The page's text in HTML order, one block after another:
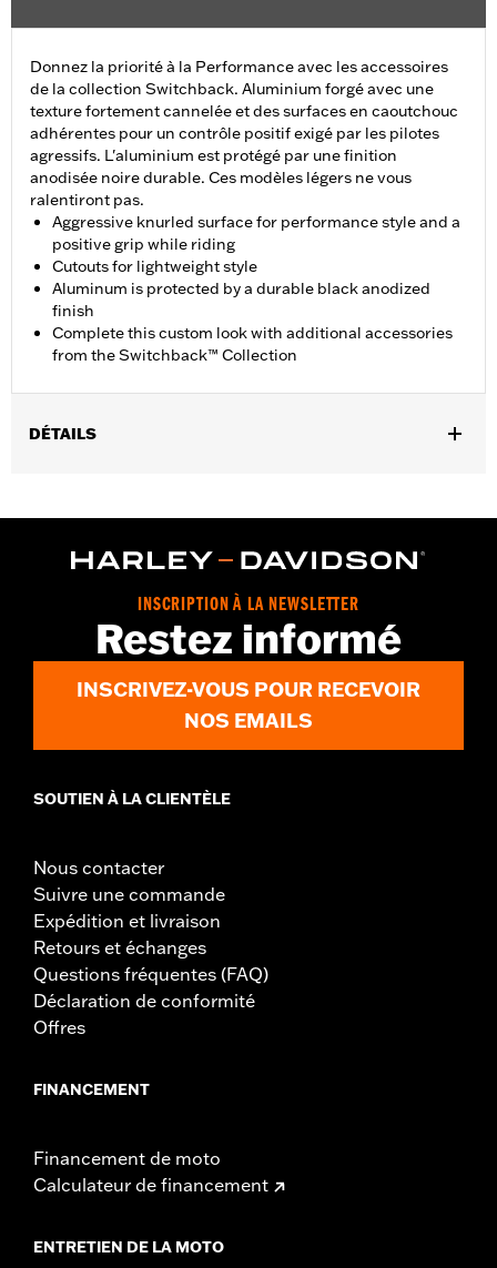
Donnez la priorité à la Performance avec les accessoires
de la collection Switchback. Aluminium forgé avec une
texture fortement cannelée et des surfaces en caoutchouc
adhérentes pour un contrôle positif exigé par les pilotes
agressifs. L'aluminium est protégé par une finition
anodisée noire durable. Ces modèles légers ne vous
ralentiront pas.
Aggressive knurled surface for performance style and a
positive grip while riding
Cutouts for lightweight style
Aluminum is protected by a durable black anodized
finish
Complete this custom look with additional accessories
from the Switchback™ Collection
DÉTAILS
Collection: Switchback
pour plus de détails
INSCRIPTION À LA NEWSLETTER
Restez informé
INSCRIVEZ-VOUS POUR RECEVOIR
NOS EMAILS
SOUTIEN À LA CLIENTÈLE
Nous contacter
Suivre une commande
Expédition et livraison
Retours et échanges
Questions fréquentes (FAQ)
Déclaration de conformité
Offres
FINANCEMENT
Financement de moto
Calculateur de financement
ENTRETIEN DE LA MOTO